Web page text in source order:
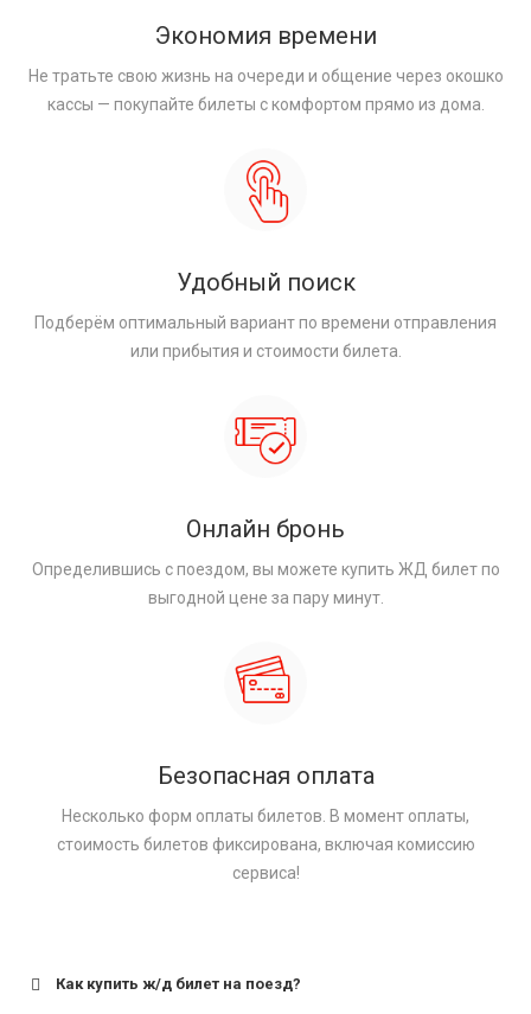
Экономия времени
Не тратьте свою жизнь на очереди и общение через окошко
кассы — покупайте билеты с комфортом прямо из дома.
Удобный поиск
Подберём оптимальный вариант по времени отправления
или прибытия и стоимости билета.
Онлайн бронь
Определившись с поездом, вы можете купить ЖД билет по
выгодной цене за пару минут.
Безопасная оплата
Несколько форм оплаты билетов. В момент оплаты,
стоимость билетов фиксирована, включая комиссию
сервиса!
Как купить ж/д билет на поезд?